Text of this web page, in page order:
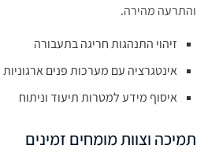
והתרעה מהירה.
זיהוי התנהגות חריגה בתעבורה
אינטגרציה עם מערכות פנים ארגוניות
איסוף מידע למטרות תיעוד וניתוח
תמיכה וצוות מומחים זמינים